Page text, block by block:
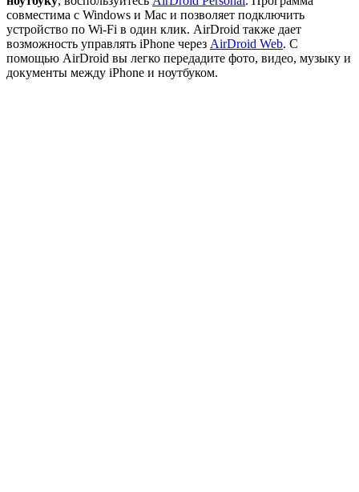
совместима с Windows и Mac и позволяет подключить
устройство по Wi-Fi в один клик. AirDroid также дает
возможность управлять iPhone через AirDroid Web. С
помощью AirDroid вы легко передадите фото, видео, музыку и
документы между iPhone и ноутбуком.